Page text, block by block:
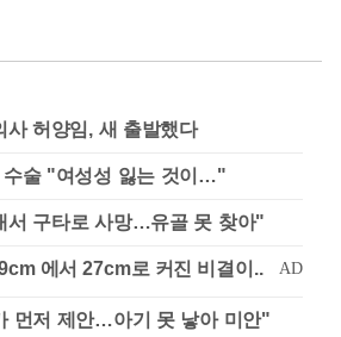
사 허양임, 새 출발했다
수술 "여성성 잃는 것이…"
서 구타로 사망…유골 못 찾아"
먼저 제안…아기 못 낳아 미안"